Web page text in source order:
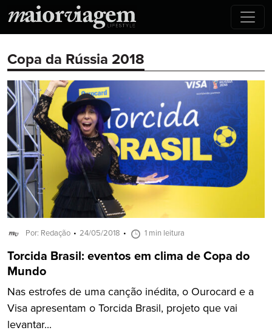
Copa da Rússia 2018
Por: Redação 24/05/2018 1 min leitura
Torcida Brasil: eventos em clima de Copa do
Mundo
Nas estrofes de uma canção inédita, o Ourocard e a
Visa apresentam o Torcida Brasil, projeto que vai
levantar...